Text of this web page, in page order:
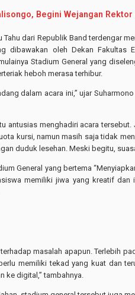
Begini Wejangan
Tahu dari Republik Band terdengar
dibawakan oleh Dekan Fakultas
Stadium General yang
heboh merasa terhibur.
dalam acara ini,” ujar
antusias menghadiri acara
kursi, namun masih saja tidak
duduk lesehan. Meski begitu,
General yang bertema
memiliki jiwa yang kreatif
masalah apapun. Terlebih
memiliki tekad yang kuat dan
ke digital,” tambahnya.